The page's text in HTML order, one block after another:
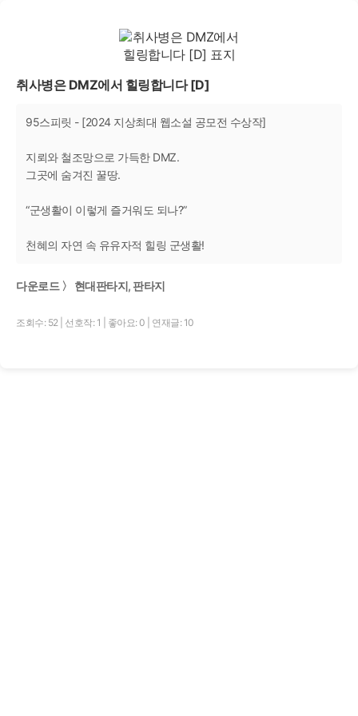
취사병은 DMZ에서 힐링합니다 [D]
95스피릿 - [2024 지상최대 웹소설 공모전 수상작]
지뢰와 철조망으로 가득한 DMZ.
그곳에 숨겨진 꿀땅.
“군생활이 이렇게 즐거워도 되나?”
천혜의 자연 속 유유자적 힐링 군생활!
다운로드 〉 현대판타지, 판타지
조회수: 52 선호작: 1 좋아요: 0 연재글: 10